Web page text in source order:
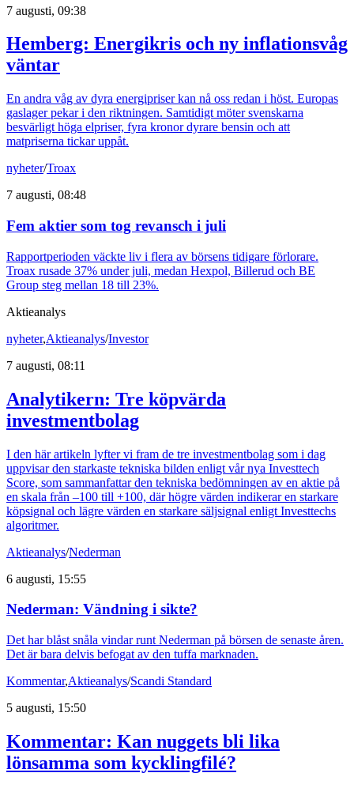
7 augusti, 09:38
Hemberg: Energikris och ny inflationsvåg
väntar
En andra våg av dyra energipriser kan nå oss redan i höst. Europas
gaslager pekar i den riktningen. Samtidigt möter svenskarna
besvärligt höga elpriser, fyra kronor dyrare bensin och att
matpriserna tickar uppåt.
nyheter/Troax
7 augusti, 08:48
Fem aktier som tog revansch i juli
Rapportperioden väckte liv i flera av börsens tidigare förlorare.
Troax rusade 37% under juli, medan Hexpol, Billerud och BE
Group steg mellan 18 till 23%.
Aktieanalys
nyheter,Aktieanalys/Investor
7 augusti, 08:11
Analytikern: Tre köpvärda
investmentbolag
I den här artikeln lyfter vi fram de tre investmentbolag som i dag
uppvisar den starkaste tekniska bilden enligt vår nya Investtech
Score, som sammanfattar den tekniska bedömningen av en aktie på
en skala från –100 till +100, där högre värden indikerar en starkare
köpsignal och lägre värden en starkare säljsignal enligt Investtechs
algoritmer.
Aktieanalys/Nederman
6 augusti, 15:55
Nederman: Vändning i sikte?
Det har blåst snåla vindar runt Nederman på börsen de senaste åren.
Det är bara delvis befogat av den tuffa marknaden.
Kommentar,Aktieanalys/Scandi Standard
5 augusti, 15:50
Kommentar: Kan nuggets bli lika
lönsamma som kycklingfilé?